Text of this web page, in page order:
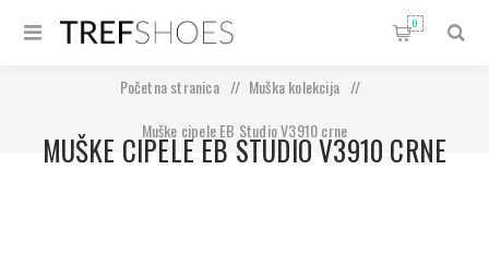
0
Početna stranica / Muška kolekcija
/
Muške cipele EB Studio V3910 crne
MUŠKE CIPELE EB STUDIO V3910 CRNE